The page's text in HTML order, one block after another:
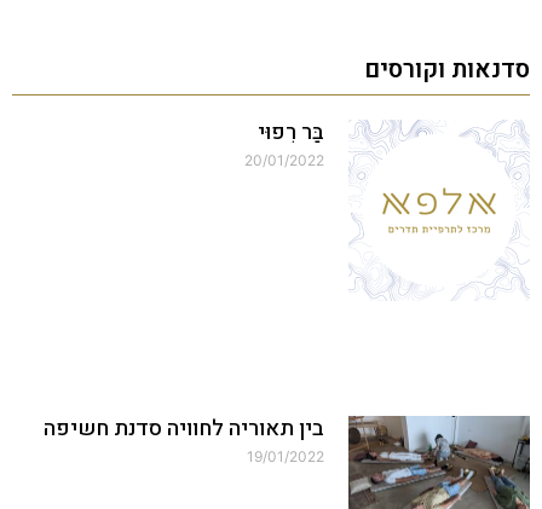
סדנאות וקורסים
בַּר רִפוּי
20/01/2022
בין תאוריה לחוויה סדנת חשיפה
19/01/2022